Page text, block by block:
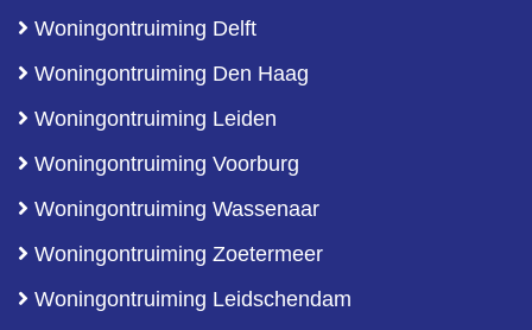
Woningontruiming Delft
Woningontruiming Den Haag
Woningontruiming Leiden
Woningontruiming Voorburg
Woningontruiming Wassenaar
Woningontruiming Zoetermeer
Woningontruiming Leidschendam